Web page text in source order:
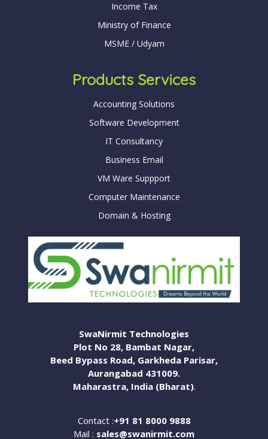
Income Tax
Ministry of Finance
MSME / Udyam
Products Services
Accounting Solutions
Software Development
IT Consultancy
Business Email
VM Ware Suppport
Computer Maintenance
Domain & Hosting
SwaNirmit Technologies
Plot No 28, Bambat Nagar,
Beed Bypass Road, Garkheda Parisar,
Aurangabad 431009.
Maharastra, India (Bharat).
Contact :+91 81 8000 9888
Mail : sales@swanirmit.com